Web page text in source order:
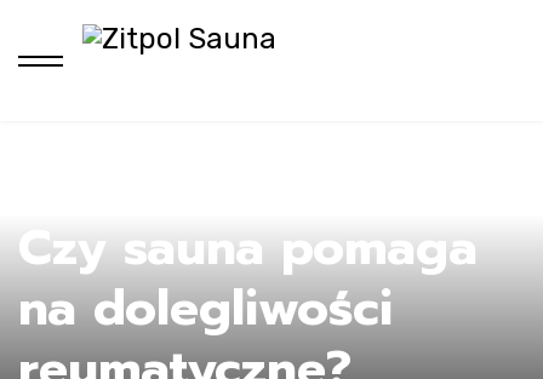
Czy sauna pomaga
na dolegliwości